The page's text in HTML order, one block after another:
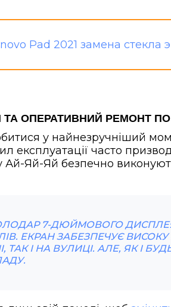
ТА ОПЕРАТИВНИЙ РЕМОНТ ПО
у найнезручніший
експлуатації часто
Ай-Яй-Яй безпечно
7-ДЮЙМОВОГО
ЕКРАН ЗАБЕЗПЕЧУЄ
І НА ВУЛИЦІ. АЛЕ, ЯК І